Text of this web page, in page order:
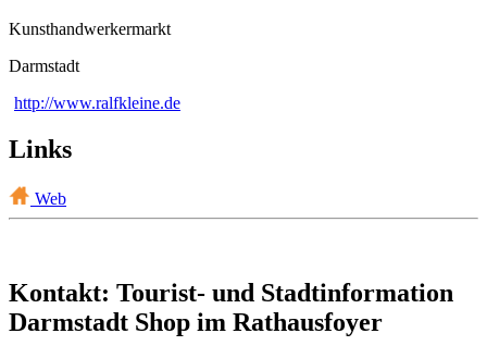
Kunsthandwerkermarkt
Darmstadt
http://www.ralfkleine.de
Links
Web
Kontakt: Tourist- und Stadtinformation
Darmstadt Shop im Rathausfoyer